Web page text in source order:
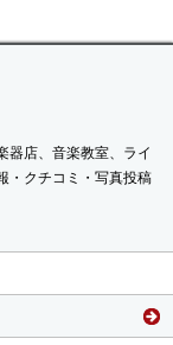
器店、音楽教室、ライ
・クチコミ・写真投稿